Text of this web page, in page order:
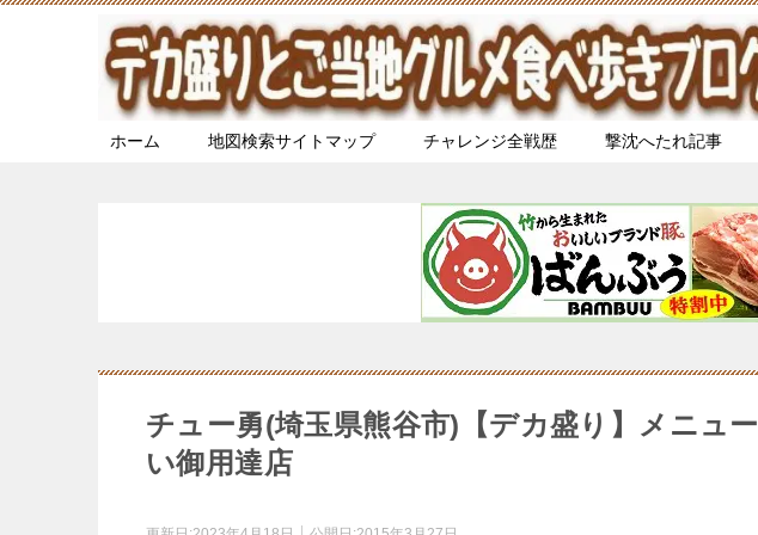
ホーム 地図検索サイトマップ チャレンジ全戦歴 撃沈へたれ記事
チュー勇(埼玉県熊谷市)【デカ盛り】メニュ
い御用達店